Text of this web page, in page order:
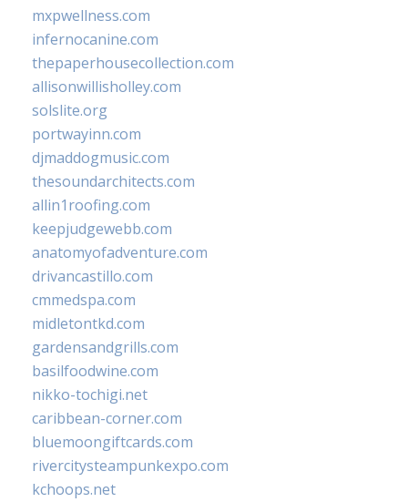
mxpwellness.com
infernocanine.com
thepaperhousecollection.com
allisonwillisholley.com
solslite.org
portwayinn.com
djmaddogmusic.com
thesoundarchitects.com
allin1roofing.com
keepjudgewebb.com
anatomyofadventure.com
drivancastillo.com
cmmedspa.com
midletontkd.com
gardensandgrills.com
basilfoodwine.com
nikko-tochigi.net
caribbean-corner.com
bluemoongiftcards.com
rivercitysteampunkexpo.com
kchoops.net